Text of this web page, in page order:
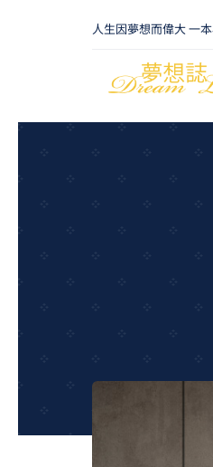
人生因夢想而偉大 一